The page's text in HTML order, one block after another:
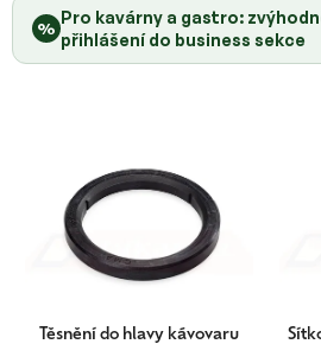
%
Pro kavárny a gastro:
přihlášení do business sekce
Těsnění do hlavy kávovaru